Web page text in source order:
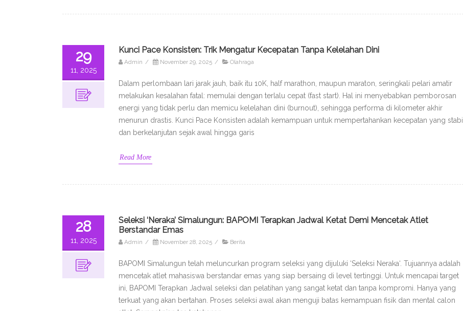
29
11, 2025
Kunci Pace Konsisten: Trik Mengatur Kecepatan Tanpa Kelelahan Dini
Admin / November 29, 2025 / Olahraga
Dalam perlombaan lari jarak jauh, baik itu 10K, half marathon, maupun maraton, seringkali pelari amatir
melakukan kesalahan fatal: memulai dengan terlalu cepat (fast start). Hal ini menyebabkan pemborosan
energi yang tidak perlu dan memicu kelelahan dini (burnout), sehingga performa di kilometer akhir
menurun drastis. Kunci Pace Konsisten adalah kemampuan untuk mempertahankan kecepatan yang stabil
dan berkelanjutan sejak awal hingga garis
Read More
28
11, 2025
Seleksi ‘Neraka’ Simalungun: BAPOMI Terapkan Jadwal Ketat Demi Mencetak Atlet
Berstandar Emas
Admin / November 28, 2025 / Berita
BAPOMI Simalungun telah meluncurkan program seleksi yang dijuluki ‘Seleksi Neraka‘. Tujuannya adalah
mencetak atlet mahasiswa berstandar emas yang siap bersaing di level tertinggi. Untuk mencapai target
ini, BAPOMI Terapkan Jadwal seleksi dan pelatihan yang sangat ketat dan tanpa kompromi. Hanya yang
terkuat yang akan bertahan. Proses seleksi awal akan menguji batas kemampuan fisik dan mental calon